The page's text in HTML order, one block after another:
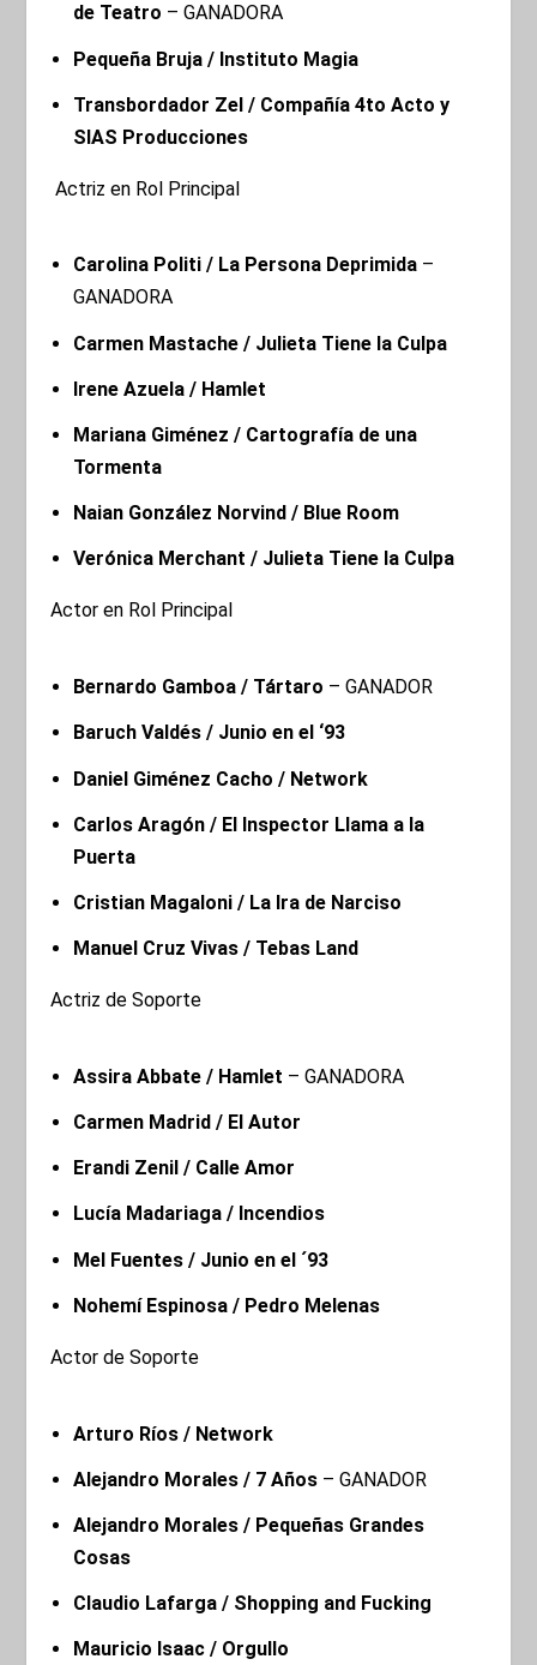
de Teatro – GANADORA
Pequeña Bruja / Instituto Magia
Transbordador Zel / Compañía 4to Acto y
SIAS Producciones
Actriz en Rol Principal
Carolina Politi / La Persona Deprimida–
GANADORA
Carmen Mastache / Julieta Tiene la Culpa
Irene Azuela / Hamlet
Mariana Giménez / Cartografía de una
Tormenta
Naian González Norvind / Blue Room
Verónica Merchant / Julieta Tiene la Culpa
Actor en Rol Principal
Bernardo Gamboa / Tártaro – GANADOR
Baruch Valdés / Junio en el ‘93
Daniel Giménez Cacho / Network
Carlos Aragón / El Inspector Llama a la
Puerta
Cristian Magaloni / La Ira de Narciso
Manuel Cruz Vivas / Tebas Land
Actriz de Soporte
Assira Abbate / Hamlet – GANADORA
Carmen Madrid / El Autor
Erandi Zenil / Calle Amor
Lucía Madariaga / Incendios
Mel Fuentes / Junio en el ´93
Nohemí Espinosa / Pedro Melenas
Actor de Soporte
Arturo Ríos / Network
Alejandro Morales / 7 Años– GANADOR
Alejandro Morales / Pequeñas Grandes
Cosas
Claudio Lafarga / Shopping and Fucking
Mauricio Isaac / Orgullo